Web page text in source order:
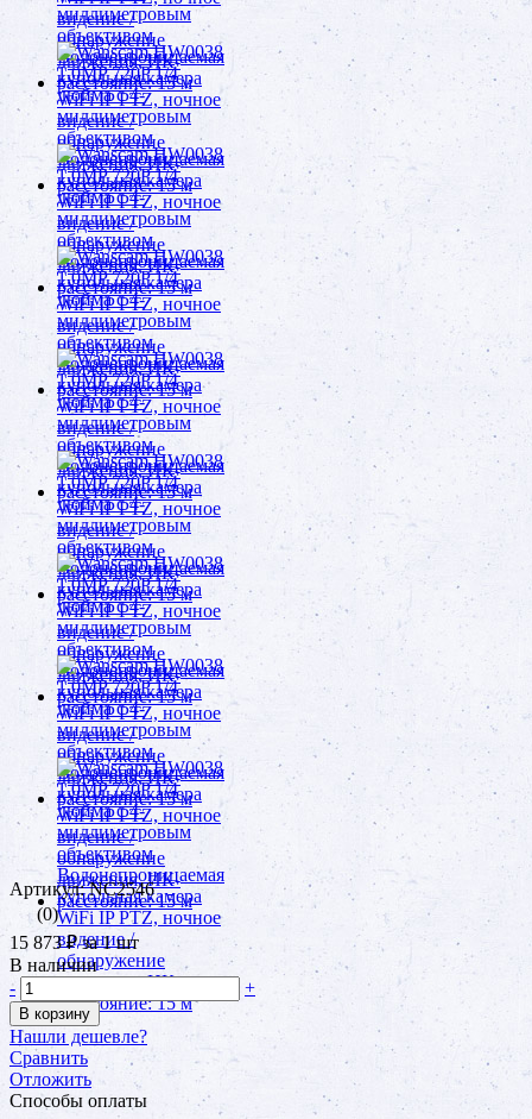
Артикул: NC2546
(0)
15 873 ₽за 1 шт
В наличии
-
+
В корзину
Нашли дешевле?
Сравнить
Отложить
Способы оплаты